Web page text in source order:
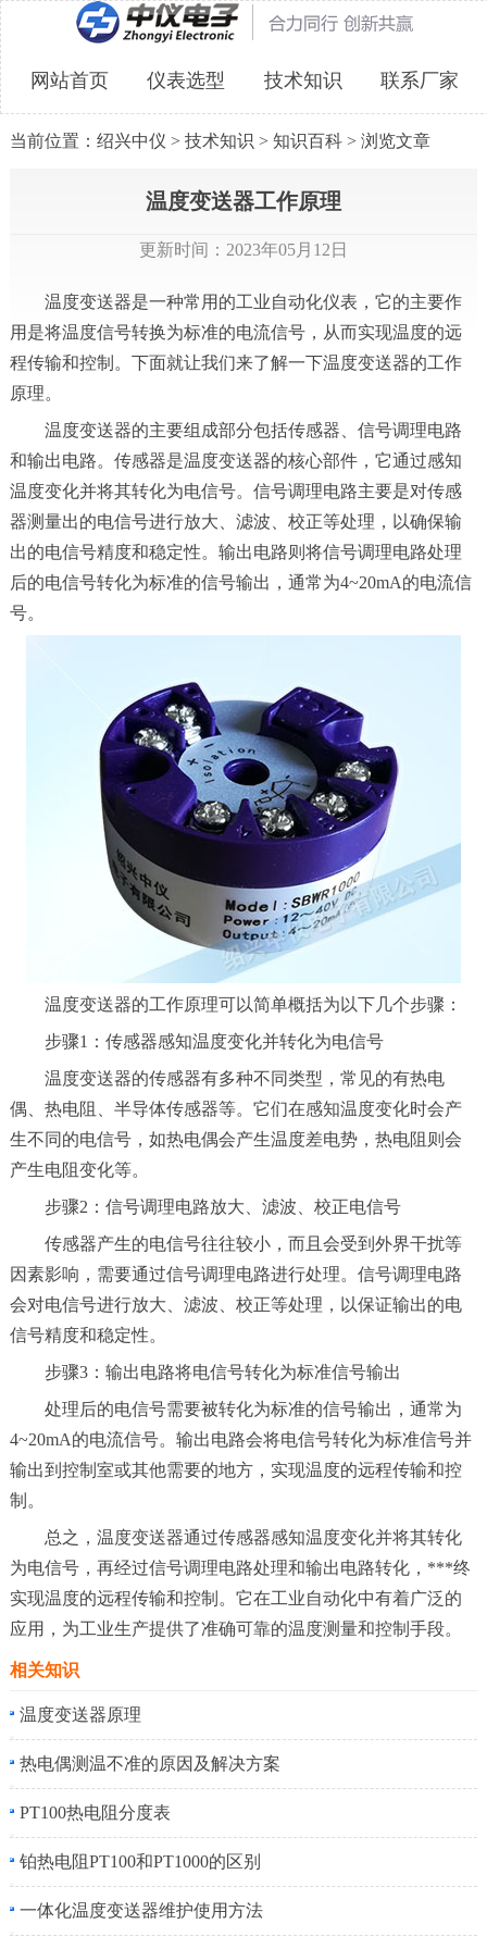
网站首页 仪表选型 技术知识 联系厂家
当前位置： 绍兴中仪 > 技术知识 > 知识百科> 浏览文章
温度变送器工作原理
更新时间：2023年05月12日
温度变送器是一种常用的工业自动化仪表，它的主要作
用是将温度信号转换为标准的电流信号，从而实现温度的远
程传输和控制。下面就让我们来了解一下温度变送器的工作
原理。
温度变送器的主要组成部分包括传感器、信号调理电路
和输出电路。传感器是温度变送器的核心部件，它通过感知
温度变化并将其转化为电信号。信号调理电路主要是对传感
器测量出的电信号进行放大、滤波、校正等处理，以确保输
出的电信号精度和稳定性。输出电路则将信号调理电路处理
后的电信号转化为标准的信号输出，通常为4~20mA的电流信
号。
温度变送器的工作原理可以简单概括为以下几个步骤：
步骤1：传感器感知温度变化并转化为电信号
温度变送器的传感器有多种不同类型，常见的有热电
偶、热电阻、半导体传感器等。它们在感知温度变化时会产
生不同的电信号，如热电偶会产生温度差电势，热电阻则会
产生电阻变化等。
步骤2：信号调理电路放大、滤波、校正电信号
传感器产生的电信号往往较小，而且会受到外界干扰等
因素影响，需要通过信号调理电路进行处理。信号调理电路
会对电信号进行放大、滤波、校正等处理，以保证输出的电
信号精度和稳定性。
步骤3：输出电路将电信号转化为标准信号输出
处理后的电信号需要被转化为标准的信号输出，通常为
4~20mA的电流信号。输出电路会将电信号转化为标准信号并
输出到控制室或其他需要的地方，实现温度的远程传输和控
制。
总之，温度变送器通过传感器感知温度变化并将其转化
为电信号，再经过信号调理电路处理和输出电路转化，***终
实现温度的远程传输和控制。它在工业自动化中有着广泛的
应用，为工业生产提供了准确可靠的温度测量和控制手段。
相关知识
温度变送器原理
热电偶测温不准的原因及解决方案
PT100热电阻分度表
铂热电阻PT100和PT1000的区别
一体化温度变送器维护使用方法